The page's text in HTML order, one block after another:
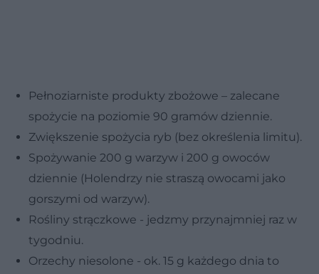
Pełnoziarniste produkty zbożowe – zalecane
spożycie na poziomie 90 gramów dziennie.
Zwiększenie spożycia ryb (bez określenia limitu).
Spożywanie 200 g warzyw i 200 g owoców
dziennie (Holendrzy nie straszą owocami jako
gorszymi od warzyw).
Rośliny strączkowe - jedzmy przynajmniej raz w
tygodniu.
Orzechy niesolone - ok. 15 g każdego dnia to